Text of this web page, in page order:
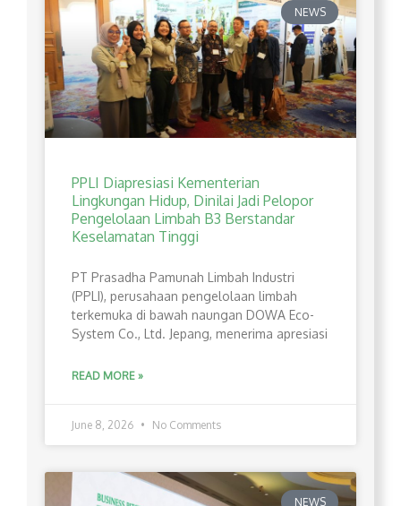
NEWS
PPLI Diapresiasi Kementerian
Lingkungan Hidup, Dinilai Jadi Pelopor
Pengelolaan Limbah B3 Berstandar
Keselamatan Tinggi
PT Prasadha Pamunah Limbah Industri
(PPLI), perusahaan pengelolaan limbah
terkemuka di bawah naungan DOWA Eco-
System Co., Ltd. Jepang, menerima apresiasi
READ MORE »
June 8, 2026 No Comments
NEWS